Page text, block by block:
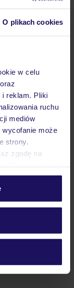
O plikach cookies
w celu
i reklam. Pliki
ruchu
mediów
wycofanie może
strony.
zgodę na
zakładkę
znajdziesz